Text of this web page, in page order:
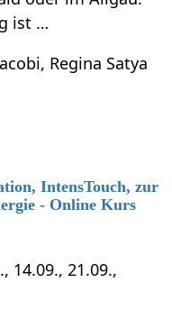
ist …
Regina Satya
IntensTouch, zur
- Online Kurs
14.09., 21.09.,